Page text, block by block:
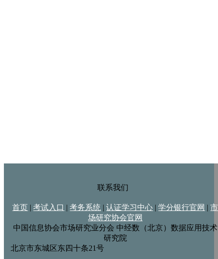
联系我们
首页 |考试入口 |考务系统 |认证学习中心 |学分银行官网 |市
场研究协会官网
中国信息协会市场研究业分会 中经数（北京）数据应用技术
研究院
北京市东城区东四十条21号